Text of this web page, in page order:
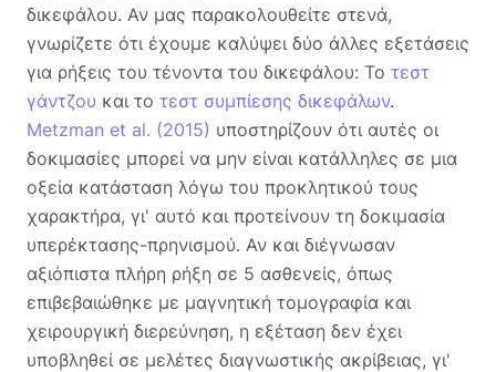
δικεφάλου. Αν μας παρακολουθείτε στενά,
γνωρίζετε ότι έχουμε καλύψει δύο άλλες εξετάσεις
για ρήξεις του τένοντα του δικεφάλου: Το τεστ
γάντζου και το τεστ συμπίεσης δικεφάλων.
Metzman et al. (2015) υποστηρίζουν ότι αυτές οι
δοκιμασίες μπορεί να μην είναι κατάλληλες σε μια
οξεία κατάσταση λόγω του προκλητικού τους
χαρακτήρα, γι' αυτό και προτείνουν τη δοκιμασία
υπερέκτασης-πρηνισμού. Αν και διέγνωσαν
αξιόπιστα πλήρη ρήξη σε 5 ασθενείς, όπως
επιβεβαιώθηκε με μαγνητική τομογραφία και
χειρουργική διερεύνηση, η εξέταση δεν έχει
υποβληθεί σε μελέτες διαγνωστικής ακρίβειας, γι'